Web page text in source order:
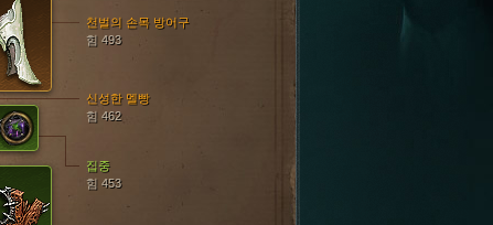
천벌의 손목 방어구
힘 493
신성한 멜빵
힘 462
집중
힘 453